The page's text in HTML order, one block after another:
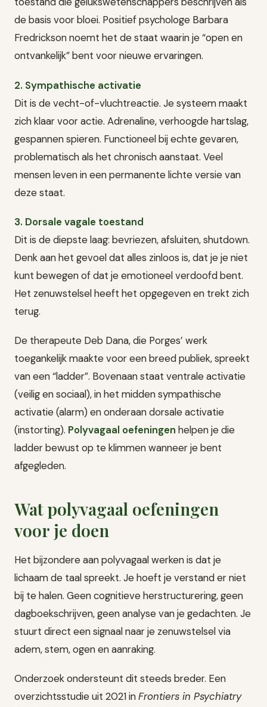
de basis voor bloei. Positief psychologe Barbara
Fredrickson noemt het de staat waarin je “open en
ontvankelijk” bent voor nieuwe ervaringen.
2. Sympathische activatie
Dit is de vecht-of-vluchtreactie. Je systeem maakt
zich klaar voor actie. Adrenaline, verhoogde hartslag,
gespannen spieren. Functioneel bij echte gevaren,
problematisch als het chronisch aanstaat. Veel
mensen leven in een permanente lichte versie van
deze staat.
3. Dorsale vagale toestand
Dit is de diepste laag: bevriezen, afsluiten, shutdown.
Denk aan het gevoel dat alles zinloos is, dat je je niet
kunt bewegen of dat je emotioneel verdoofd bent.
Het zenuwstelsel heeft het opgegeven en trekt zich
terug.
De therapeute Deb Dana, die Porges’ werk
toegankelijk maakte voor een breed publiek, spreekt
van een “ladder”. Bovenaan staat ventrale activatie
(veilig en sociaal), in het midden sympathische
activatie (alarm) en onderaan dorsale activatie
(instorting). Polyvagaal oefeningen helpen je die
ladder bewust op te klimmen wanneer je bent
afgegleden.
Wat polyvagaal oefeningen
voor je doen
Het bijzondere aan polyvagaal werken is dat je
lichaam de taal spreekt. Je hoeft je verstand er niet
bij te halen. Geen cognitieve herstructurering, geen
dagboekschrijven, geen analyse van je gedachten. Je
stuurt direct een signaal naar je zenuwstelsel via
adem, stem, ogen en aanraking.
Onderzoek ondersteunt dit steeds breder. Een
overzichtsstudie uit 2021 inFrontiers in Psychiatry